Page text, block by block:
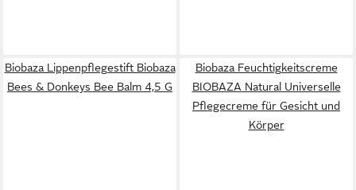
Biobaza Lippenpflegestift Biobaza
Bees & Donkeys Bee Balm 4,5 G
Biobaza Feuchtigkeitscreme
BIOBAZA Natural Universelle
Pflegecreme für Gesicht und
Körper